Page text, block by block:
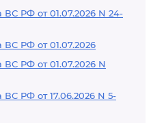
РФ от 01.07.2026 N 24-
РФ от 01.07.2026
РФ от 01.07.2026 N
РФ от 17.06.2026 N 5-